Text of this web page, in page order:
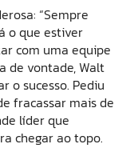
“Sempre
o que estiver
com uma equipe
de vontade, Walt
o sucesso. Pediu
fracassar mais de
líder que
chegar ao topo.